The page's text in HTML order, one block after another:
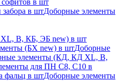
в шт
в штДоборные элементы
В, КБ, ЭБ new) в шт
(БХ new) в штДоборные
элементы (КД, КД XL, В,
для ПН С8, С10 в
фальц в штДоборные элементы